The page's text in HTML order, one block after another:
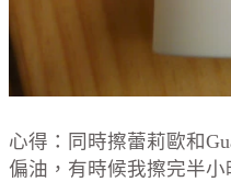
心得：同時擦蕾莉歐和
偏油，有時候我擦完半